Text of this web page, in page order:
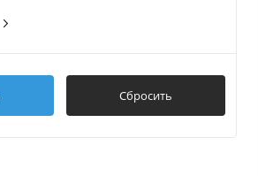
Сбросить